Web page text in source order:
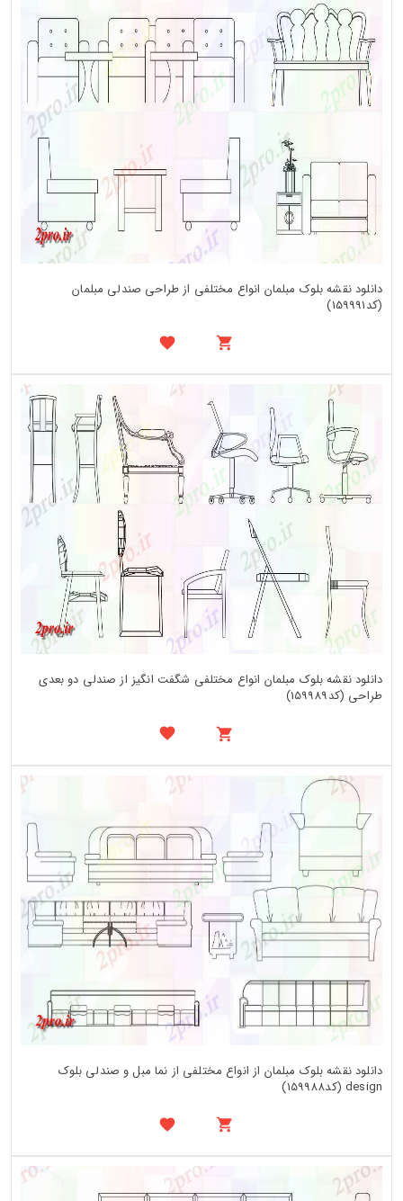
دانلود نقشه بلوک مبلمان انواع مختلفی از طراحی صندلی مبلمان
(کد159991)
دانلود نقشه بلوک مبلمان انواع مختلفی شگفت انگیز از صندلی دو بعدی
طراحی (کد159989)
دانلود نقشه بلوک مبلمان از انواع مختلفی از نما مبل و صندلی بلوک
design (کد159988)